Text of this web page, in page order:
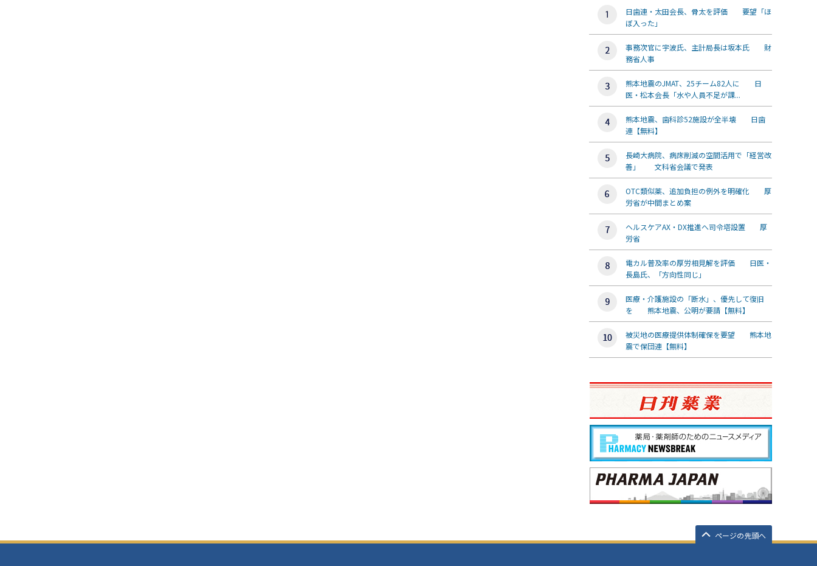
日歯連・太田会長、骨太を評価 要望「ほ
ぼ入った」
事務次官に宇波氏、主計局長は坂本氏 財
務省人事
熊本地震のJMAT、25チーム82人に 日
医・松本会長「水や人員不足が課...
熊本地震、歯科診52施設が全半壊 日歯
連【無料】
長崎大病院、病床削減の空間活用で「経営改
善」 文科省会議で発表
OTC類似薬、追加負担の例外を明確化 厚
労省が中間まとめ案
ヘルスケアAX・DX推進へ司令塔設置 厚
労省
電カル普及率の厚労相見解を評価 日医・
長島氏、「方向性同じ」
医療・介護施設の「断水」、優先して復旧
を 熊本地震、公明が要請【無料】
被災地の医療提供体制確保を要望 熊本地
震で保団連【無料】
ページの先頭へ